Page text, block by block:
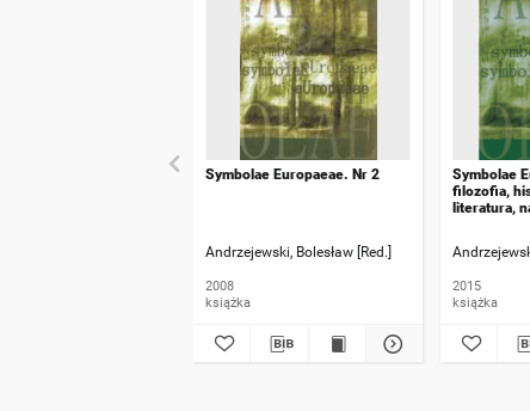
Symbolae Europaeae. Nr 2
Andrzejewski, Bolesław [Red.]
2008
książka
Symbolae
filozofia,
literatura,
2015
książka